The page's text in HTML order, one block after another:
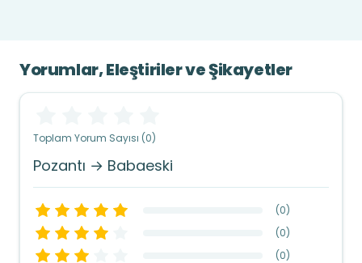
Yorumlar, Eleştiriler ve Şikayetler
Toplam Yorum Sayısı (0)
Pozantı → Babaeski
(0)
(0)
(0)